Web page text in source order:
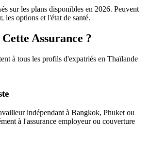
sur les plans disponibles en 2026. Peuvent
les options et l'état de santé.
Assurance ?
à tous les profils d'expatriés en Thaïlande
indépendant à Bangkok, Phuket ou
à l'assurance employeur ou couverture